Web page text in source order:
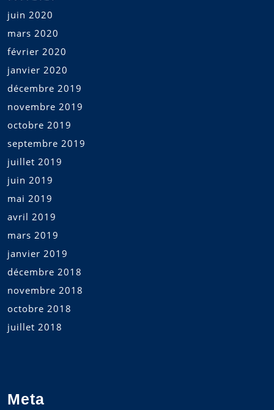
juin 2020
mars 2020
février 2020
janvier 2020
décembre 2019
novembre 2019
octobre 2019
septembre 2019
juillet 2019
juin 2019
mai 2019
avril 2019
mars 2019
janvier 2019
décembre 2018
novembre 2018
octobre 2018
juillet 2018
Meta